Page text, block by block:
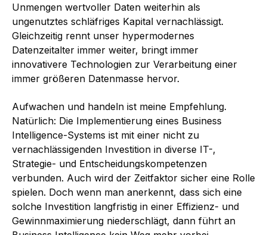
Unmengen wertvoller Daten weiterhin als
ungenutztes schläfriges Kapital vernachlässigt.
Gleichzeitig rennt unser hypermodernes
Datenzeitalter immer weiter, bringt immer
innovativere Technologien zur Verarbeitung einer
immer größeren Datenmasse hervor.
Aufwachen und handeln ist meine Empfehlung.
Natürlich: Die Implementierung eines Business
Intelligence-Systems ist mit einer nicht zu
vernachlässigenden Investition in diverse IT-,
Strategie- und Entscheidungskompetenzen
verbunden. Auch wird der Zeitfaktor sicher eine Rolle
spielen. Doch wenn man anerkennt, dass sich eine
solche Investition langfristig in einer Effizienz- und
Gewinnmaximierung niederschlägt, dann führt an